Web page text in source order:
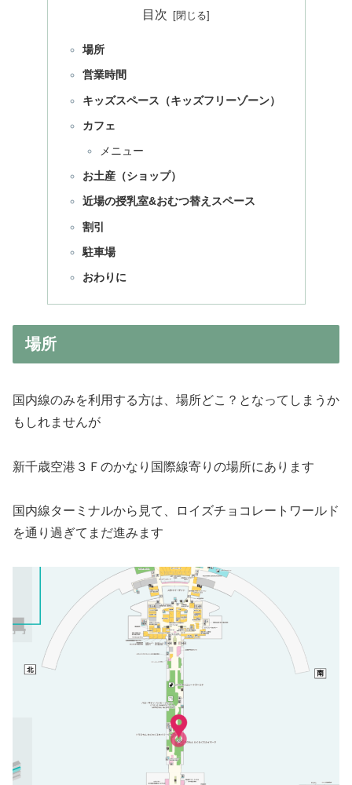
目次
場所
営業時間
キッズスペース（キッズフリーゾーン）
カフェ
メニュー
お土産（ショップ）
近場の授乳室&おむつ替えスペース
割引
駐車場
おわりに
場所
国内線のみを利用する方は、場所どこ？となってしまうか
もしれませんが
新千歳空港３Ｆのかなり国際線寄りの場所にあります
国内線ターミナルから見て、ロイズチョコレートワールド
を通り過ぎてまだ進みます